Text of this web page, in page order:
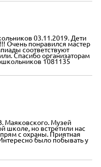
03.11.2019. Дети
Очень понравился мастер
соответствуют
Спасибо организаторам
1081135
Маяковского. Музей
школе, но встретили нас
с охраны. Приятная
было побывать у